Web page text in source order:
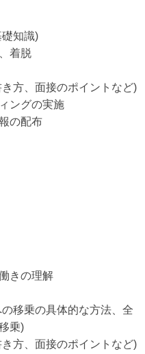
知識)
着脱
方、面接のポイントなど)
ングの実施
の配布
きの理解
移乗の具体的な方法、全
乗)
方、面接のポイントなど)